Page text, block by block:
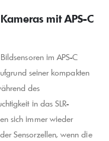
mit APS-C
im APS-C
seiner kompakten
des
in das SLR-
sich immer wieder
Sensorzellen, wenn die